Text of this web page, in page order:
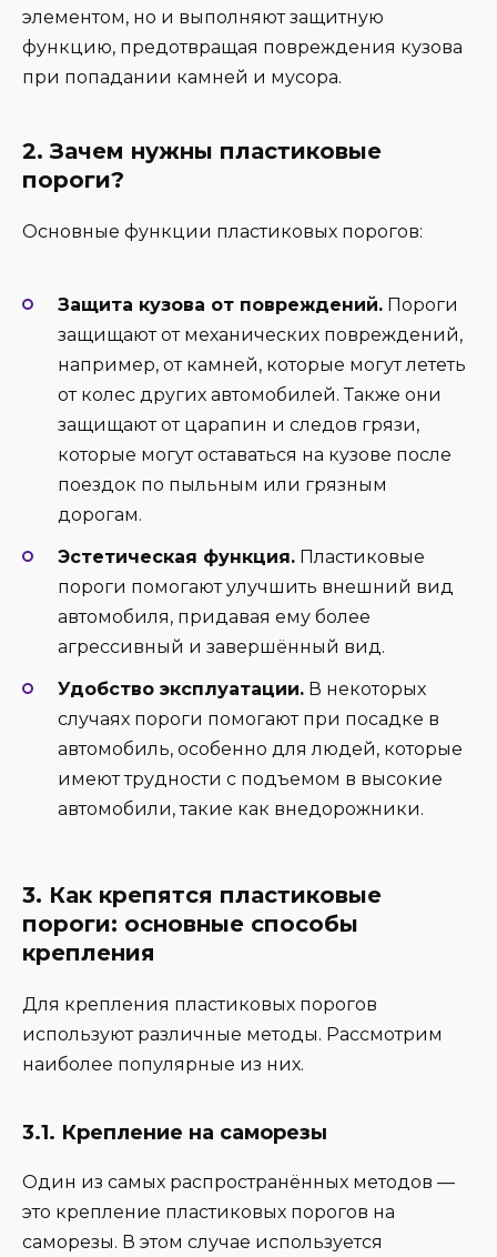
элементом, но и выполняют защитную
функцию, предотвращая повреждения кузова
при попадании камней и мусора.
2. Зачем нужны пластиковые
пороги?
Основные функции пластиковых порогов:
Защита кузова от повреждений. Пороги
защищают от механических повреждений,
например, от камней, которые могут лететь
от колес других автомобилей. Также они
защищают от царапин и следов грязи,
которые могут оставаться на кузове после
поездок по пыльным или грязным
дорогам.
Эстетическая функция. Пластиковые
пороги помогают улучшить внешний вид
автомобиля, придавая ему более
агрессивный и завершённый вид.
Удобство эксплуатации. В некоторых
случаях пороги помогают при посадке в
автомобиль, особенно для людей, которые
имеют трудности с подъемом в высокие
автомобили, такие как внедорожники.
3. Как крепятся пластиковые
пороги: основные способы
крепления
Для крепления пластиковых порогов
используют различные методы. Рассмотрим
наиболее популярные из них.
3.1. Крепление на саморезы
Один из самых распространённых методов —
это крепление пластиковых порогов на
саморезы. В этом случае используется